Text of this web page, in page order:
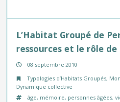
L’Habitat Groupé de
ressources et le rôle
08 septembre 2010
Typologies d’Habitats Groupés,
Dynamique collective
âge, mémoire, personnes âgées,